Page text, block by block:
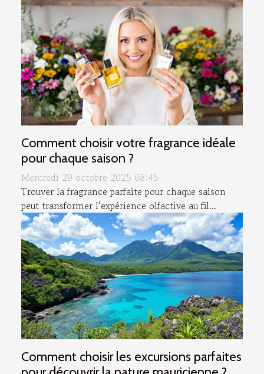
Comment choisir votre fragrance idéale
pour chaque saison ?
Mercredi 29 octobre 2025 08:45
Trouver la fragrance parfaite pour chaque saison
peut transformer l’expérience olfactive au fil...
Comment choisir les excursions parfaites